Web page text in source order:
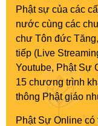
Phật sự của các
nước cùng các
chư Tôn đức
tiếp (Live
Youtube, Phật Sự
15 chương trình
thông Phật giáo
Phật Sự Online